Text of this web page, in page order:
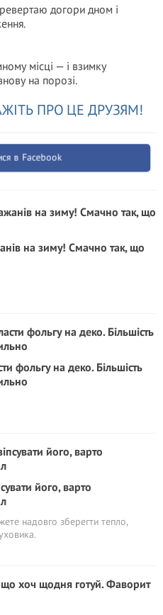
догори дном і
місці — і взимку
на порозі.
ПРО ЦЕ ДРУЗЯМ!
в Facebook
на зиму! Смачно так, що
фольгу на деко. Більшість
його, варто
надовго зберегти тепло,